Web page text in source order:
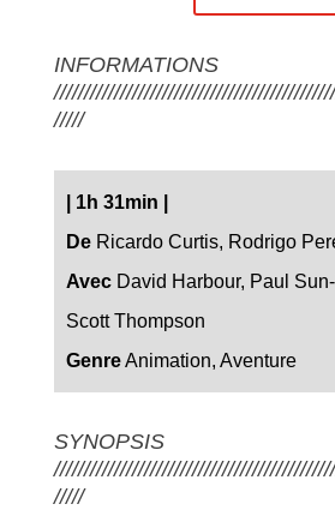
INFORMATIONS
/////
1h 31min
DeRicardo Curtis, Rodrigo
AvecDavid Harbour, Paul
Scott Thompson
GenreAnimation, Aventure
SYNOPSIS
/////